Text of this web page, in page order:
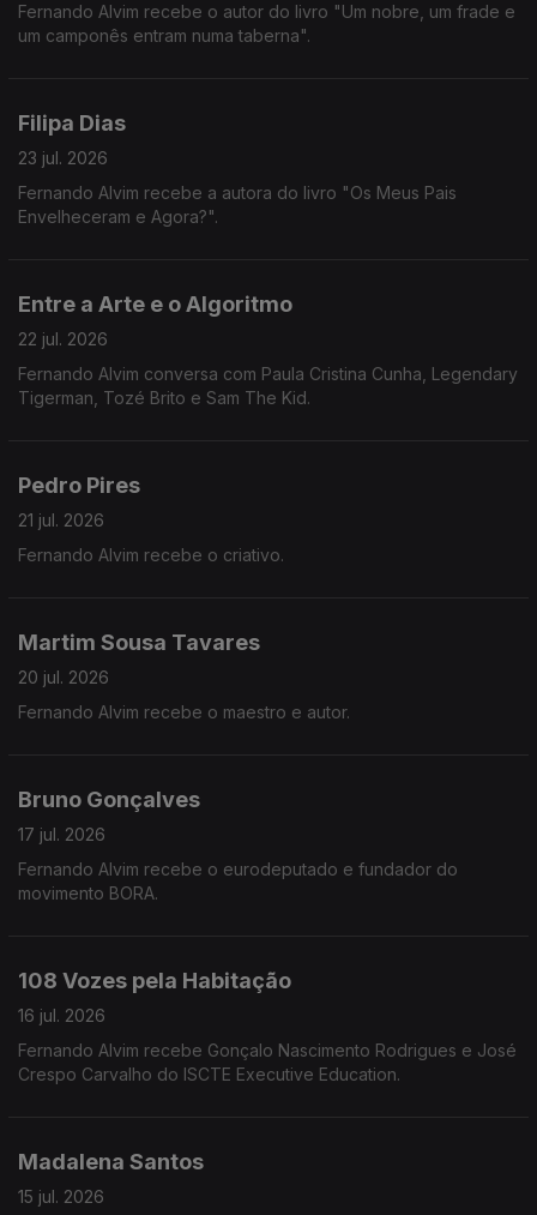
Fernando Alvim recebe o autor do livro "Um nobre, um frade e
um camponês entram numa taberna".
Filipa Dias
23 jul. 2026
Fernando Alvim recebe a autora do livro "Os Meus Pais
Envelheceram e Agora?".
Entre a Arte e o Algoritmo
22 jul. 2026
Fernando Alvim conversa com Paula Cristina Cunha, Legendary
Tigerman, Tozé Brito e Sam The Kid.
Pedro Pires
21 jul. 2026
Fernando Alvim recebe o criativo.
Martim Sousa Tavares
20 jul. 2026
Fernando Alvim recebe o maestro e autor.
Bruno Gonçalves
17 jul. 2026
Fernando Alvim recebe o eurodeputado e fundador do
movimento BORA.
108 Vozes pela Habitação
16 jul. 2026
Fernando Alvim recebe Gonçalo Nascimento Rodrigues e José
Crespo Carvalho do ISCTE Executive Education.
Madalena Santos
15 jul. 2026